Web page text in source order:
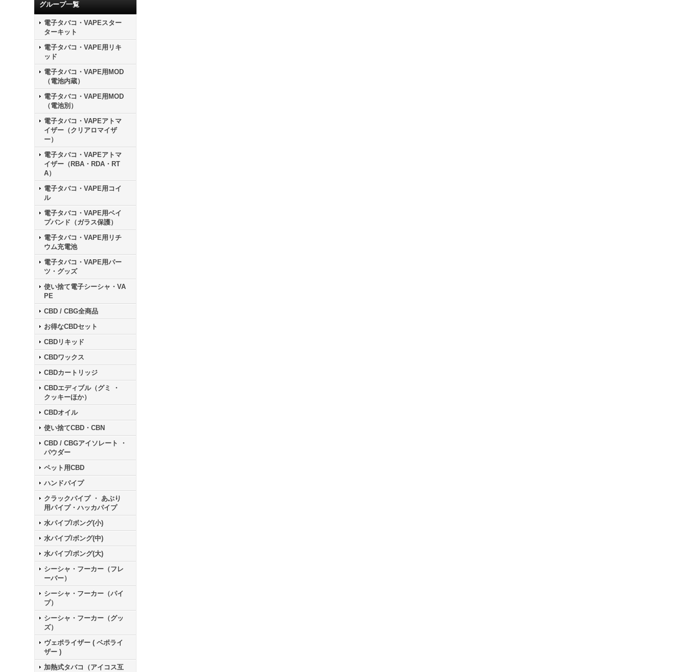
グループ一覧
電子タバコ・VAPEスター
ターキット
電子タバコ・VAPE用リキ
ッド
電子タバコ・VAPE用MOD
（電池内蔵）
電子タバコ・VAPE用MOD
（電池別）
電子タバコ・VAPEアトマ
イザー（クリアロマイザ
ー）
電子タバコ・VAPEアトマ
イザー（RBA・RDA・RT
A）
電子タバコ・VAPE用コイ
ル
電子タバコ・VAPE用ベイ
プバンド（ガラス保護）
電子タバコ・VAPE用リチ
ウム充電池
電子タバコ・VAPE用パー
ツ・グッズ
使い捨て電子シーシャ・VA
PE
CBD / CBG全商品
お得なCBDセット
CBDリキッド
CBDワックス
CBDカートリッジ
CBDエディブル（グミ ・
クッキーほか）
CBDオイル
使い捨てCBD・CBN
CBD / CBGアイソレート ・
パウダー
ペット用CBD
ハンドパイプ
クラックパイプ ・ あぶり
用パイプ・ハッカパイプ
水パイプ/ボング(小)
水パイプ/ボング(中)
水パイプ/ボング(大)
シーシャ・フーカー（フレ
ーバー）
シーシャ・フーカー（パイ
プ）
シーシャ・フーカー（グッ
ズ）
ヴェポライザー ( ベポライ
ザー )
加熱式タバコ（アイコス互